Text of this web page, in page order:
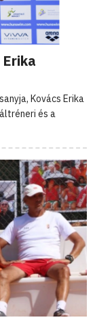
Kovács Erika
és a